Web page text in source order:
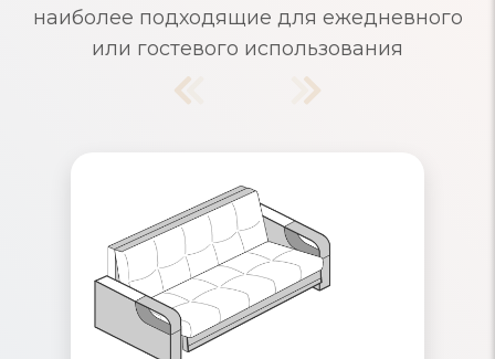
наиболее подходящие для ежедневного
или гостевого использования
Диваны Аккордеон
Надежный механизм раскладывания,
рассчитанный на ежедневное
использование. Съемные чехлы и
ящики для хранения белья. Удобные